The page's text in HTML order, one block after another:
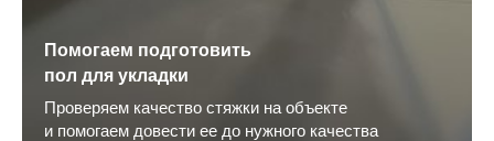
Помогаем подготовить
пол для укладки
Проверяем качество стяжки на объекте
и помогаем довести ее до нужного качества